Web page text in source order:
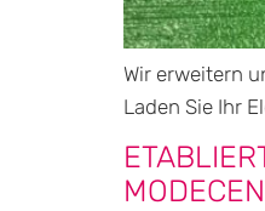
Wir erweitern
Laden Sie Ihr